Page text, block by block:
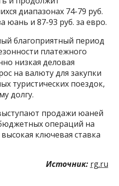
диапазонах 74-79 руб.
юань и 87-93 руб. за евро.
благоприятный период
платежного
низкая деловая
на валюту для закупки
туристических поездок,
долгу.
продажи юаней
операций на
ключевая ставка
Источник: rg.ru